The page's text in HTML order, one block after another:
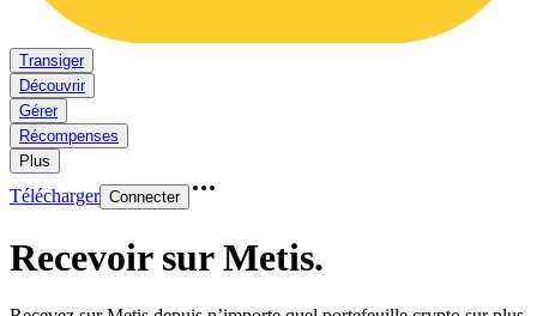
Transiger
Découvrir
Gérer
Récompenses
Plus
Télécharger Connecter
Recevoir sur Metis.